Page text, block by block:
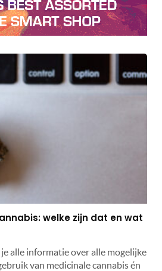
welke zijn dat en wat
alle informatie over alle mogelijke
van medicinale cannabis én